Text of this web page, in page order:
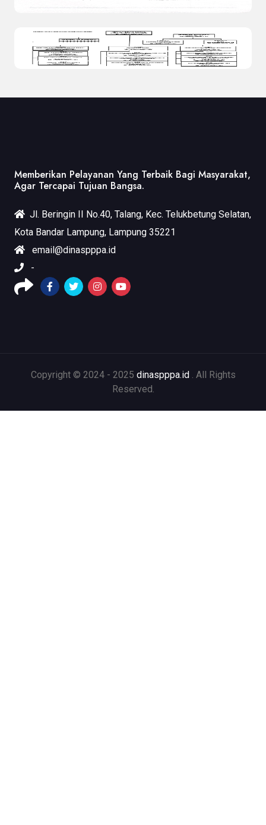
Memberikan Pelayanan Yang Terbaik Bagi Masyarakat,
Agar Tercapai Tujuan Bangsa.
Jl. Beringin II No.40, Talang, Kec. Telukbetung Selatan,
Kota Bandar Lampung, Lampung 35221
email@dinaspppa.id
-
Copyright © 2024 - 2025 dinaspppa.id . All Rights
Reserved.